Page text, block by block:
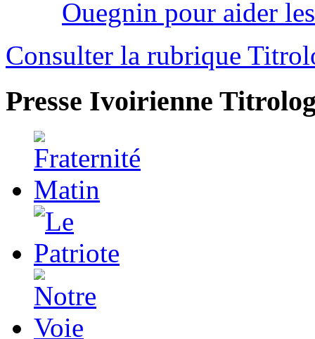
Ouegnin pour aider
Consulter la rubrique
Presse Ivoirienne